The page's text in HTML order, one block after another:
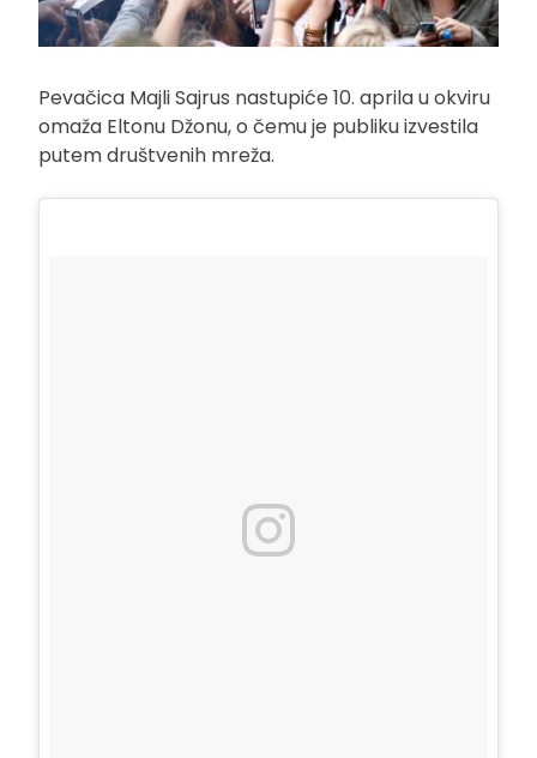
Pevačica Majli Sajrus nastupiće 10. aprila u okviru
omaža Eltonu Džonu, o čemu je publiku izvestila
putem društvenih mreža.